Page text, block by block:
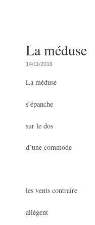
La méduse
14/11/2016
La méduse
s’épanche
sur le dos
d’une commode
les vents contraire
allègent